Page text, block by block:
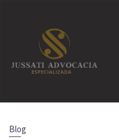
Blog